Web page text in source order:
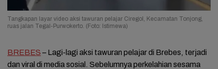
Tangkapan layar video aksi tawuran pelajar Ciregol, Kecamatan Tonjong,
ruas jalan Tegal-Purwokerto. (Foto: Istimewa)
BREBES – Lagi-lagi aksi tawuran pelajar di Brebes, terjadi
dan viral di media sosial. Sebelumnya perkelahian sesama